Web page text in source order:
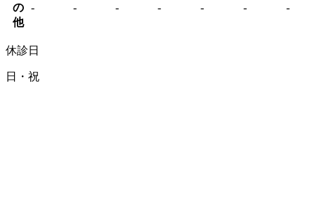
の
他
- - - - - - -
休診日
日・祝